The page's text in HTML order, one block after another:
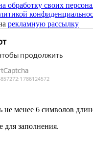
обработку своих
рекламную рассылку
не менее 6 символов
для заполнения.